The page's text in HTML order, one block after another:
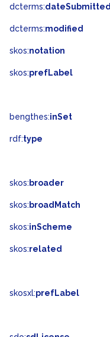
dcterms:dateSubmitted
dcterms:modified
skos:notation
skos:prefLabel
bengthes:inSet
rdf:type
skos: broader
skos: broadMatch
skos:inScheme
skos:related
skosxl:prefLabel